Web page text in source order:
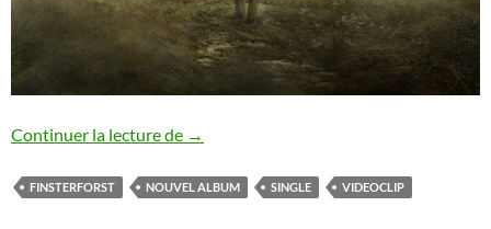
Continuer la lecture de Finsterforst : nouveau single
→
FINSTERFORST NOUVEL ALBUM SINGLE VIDEOCLIP